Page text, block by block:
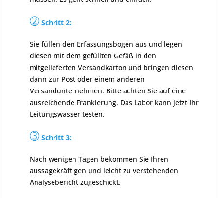
➁ Schritt 2:
Sie füllen den Erfassungsbogen aus und legen
diesen mit dem gefüllten Gefäß in den
mitgelieferten Versandkarton und bringen diesen
dann zur Post oder einem anderen
Versandunternehmen. Bitte achten Sie auf eine
ausreichende Frankierung. Das Labor kann jetzt Ihr
Leitungswasser testen.
➂ Schritt 3:
Nach wenigen Tagen bekommen Sie Ihren
aussagekräftigen und leicht zu verstehenden
Analysebericht zugeschickt.